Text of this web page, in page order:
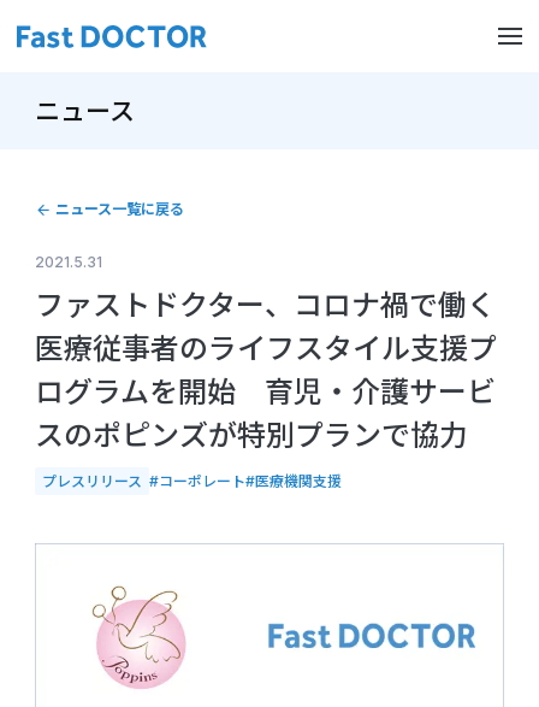
ニュース
ニュース一覧に戻る
2021.5.31
ファストドクター、コロナ禍で働く
医療従事者のライフスタイル支援プ
ログラムを開始 育児・介護サービ
スのポピンズが特別プランで協力
プレスリリース #コーポレート#医療機関支援